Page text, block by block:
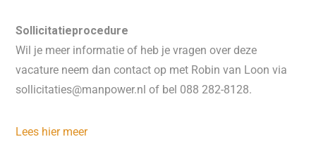
Sollicitatieprocedure
Wil je meer informatie of heb je vragen over deze
vacature neem dan contact op met Robin van Loon via
sollicitaties@manpower.nl of bel 088 282-8128.
Lees hier meer